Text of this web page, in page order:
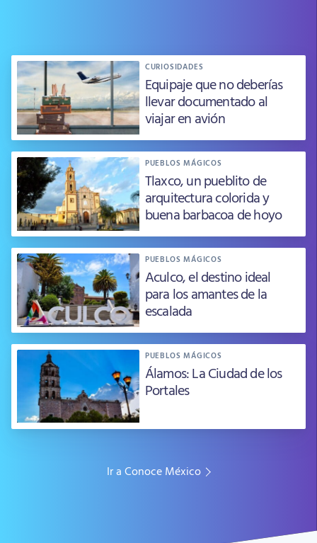
CURIOSIDADES
Equipaje que no deberías
llevar documentado al
viajar en avión
PUEBLOS MÁGICOS
Tlaxco, un pueblito de
arquitectura colorida y
buena barbacoa de hoyo
PUEBLOS MÁGICOS
Aculco, el destino ideal
para los amantes de la
escalada
PUEBLOS MÁGICOS
Álamos: La Ciudad de los
Portales
Ir a Conoce México